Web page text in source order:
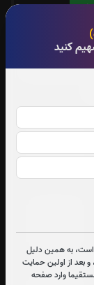
کنید
است، به همین دلیل
بعد از اولین حمایت
وارد صفحه
بار
حضرتعالی جزء
جزء 4
0بار
0بار